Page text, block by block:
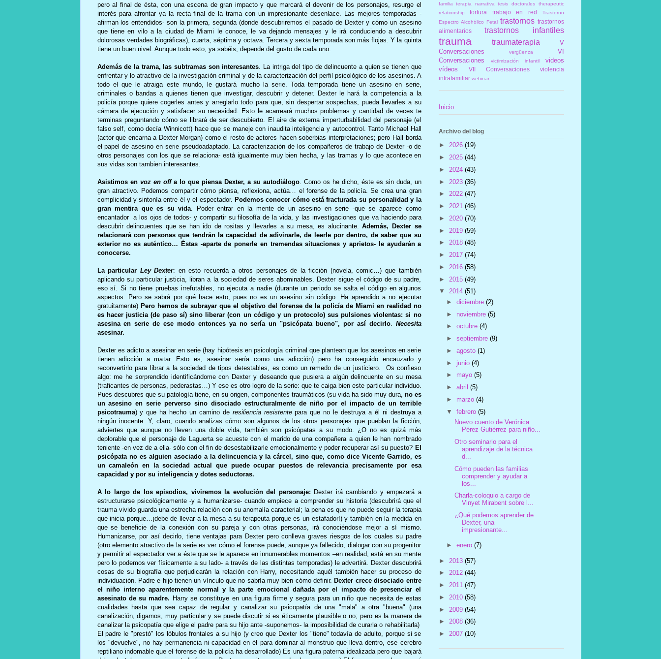
pero al final de ésta, con una escena de gran impacto y que marcará el devenir de los personajes, resurge el
interés para afrontar ya la recta final de la trama con un impresionante desenlace. Las mejores temporadas -
afirman los entendidos- son la primera, segunda (donde descubriremos el pasado de Dexter y cómo un asesino
que tiene en vilo a la ciudad de Miami le conoce, le va dejando mensajes y le irá conduciendo a descubrir
dolorosas verdades biográficas), cuarta, séptima y octava. Tercera y sexta temporada son más flojas. Y la quinta
tiene un buen nivel. Aunque todo esto, ya sabéis, depende del gusto de cada uno.
Además de la trama, las subtramas son interesantes . La intriga del tipo de delincuente a quien se tienen que
enfrentar y lo atractivo de la investigación criminal y de la caracterización del perfil psicológico de los asesinos. A
todo el que le atraiga este mundo, le gustará mucho la serie. Toda temporada tiene un asesino en serie,
criminales o bandas a quienes tienen que investigar, descubrir y detener. Dexter le hará la competencia a la
policía porque quiere cogerles antes y arreglarlo todo para que, sin despertar sospechas, pueda llevarles a su
cámara de ejecución y satisfacer su necesidad. Esto le acarreará muchos problemas y cantidad de veces te
terminas preguntando cómo se librará de ser descubierto. El aire de externa imperturbabilidad del personaje (el
falso self, como decía Winnicott) hace que se maneje con inaudita inteligencia y autocontrol. Tanto Michael Hall
(actor que encarna a Dexter Morgan) como el resto de actores hacen soberbias interpretaciones; pero Hall borda
el papel de asesino en serie pseudoadaptado. La caracterización de los compañeros de trabajo de Dexter -o de
otros personajes con los que se relaciona- está igualmente muy bien hecha, y las tramas y lo que acontece en
sus vidas son tambien interesantes.
Asistimos en voz en offa lo que piensa Dexter, a su autodiálogo. Como os he dicho, éste es sin duda, un
gran atractivo. Podemos compartir cómo piensa, reflexiona, actúa… el forense de la policía. Se crea una gran
complicidad y sintonía entre él y el espectador. Podemos conocer cómo está fracturada su personalidad y la
gran mentira que es su vida . Poder entrar en la mente de un asesino en serie -que se aparece como
encantador a los ojos de todos- y compartir su filosofía de la vida, y las investigaciones que va haciendo para
descubrir delincuentes que se han ido de rositas y llevarles a su mesa, es alucinante.Además, Dexter se
relacionará con personas que tendrán la capacidad de adivinarle, de leerle por dentro, de saber que su
exterior no es auténtico… Éstas -aparte de ponerle en tremendas situaciones y aprietos- le ayudarán a
conocerse.
La particular Ley Dexter: en esto recuerda a otros personajes de la ficción (novela, comic…) que también
aplicando su particular justicia, libran a la sociedad de seres abominables. Dexter sigue el código de su padre,
eso sí. Si no tiene pruebas irrefutables, no ejecuta a nadie (durante un periodo se salta el código en algunos
aspectos. Pero se sabrá por qué hace esto, pues no es un asesino sin código. Ha aprendido a no ejecutar
gratuitamente) Pero hemos de subrayar que el objetivo del forense de la policía de Miami en realidad no
es hacer justicia (de paso sí) sino liberar (con un código y un protocolo) sus pulsiones violentas: si no
asesina en serie de ese modo entonces ya no sería un "psicópata bueno", por así decirlo. Necesita
asesinar.
Dexter es adicto a asesinar en serie (hay hipótesis en psicología criminal que plantean que los asesinos en serie
tienen adicción a matar. Esto es, asesinar sería como una adicción) pero ha conseguido encauzarlo y
reconvertirlo para librar a la sociedad de tipos detestables, es como un remedo de un justiciero. Os confieso
algo: me he sorprendido identificándome con Dexter y deseando que pusiera a algún delincuente en su mesa
(traficantes de personas, pederastas…) Y ese es otro logro de la serie: que te caiga bien este particular individuo.
Pues descubres que su patología tiene, en su origen, componentes traumáticos (su vida ha sido muy dura, no es
un asesino en serie perverso sino disociado estructuralmente de niño por el impacto de un terrible
psicotrauma) y que ha hecho un camino de resiliencia resistentepara que no le destruya a él ni destruya a
ningún inocente. Y, claro, cuando analizas cómo son algunos de los otros personajes que pueblan la ficción,
adviertes que aunque no lleven una doble vida, también son psicópatas a su modo. ¿O no es quizá más
deplorable que el personaje de Laguerta se acueste con el marido de una compañera a quien le han nombrado
teniente -en vez de a ella- sólo con el fin de desestabilizarle emocionalmente y poder recuperar así su puesto? El
psicópata no es alguien asociado a la delincuencia y la cárcel, sino que, como dice Vicente Garrido, es
un camaleón en la sociedad actual que puede ocupar puestos de relevancia precisamente por esa
capacidad y por su inteligencia y dotes seductoras.
A lo largo de los episodios, viviremos la evolución del personaje: Dexter irá cambiando y empezará a
estructurarse psicológicamente -y a humanizarse- cuando empiece a comprender su historia (descubrirá que el
trauma vivido guarda una estrecha relación con su anomalía caracterial; la pena es que no puede seguir la terapia
que inicia porque…¡debe de llevar a la mesa a su terapeuta porque es un estafador!) y también en la medida en
que se beneficie de la conexión con su pareja y con otras personas, irá conociéndose mejor a sí mismo.
Humanizarse, por así decirlo, tiene ventajas para Dexter pero conlleva graves riesgos de los cuales su padre
(otro elemento atractivo de la serie es ver cómo el forense puede, aunque ya fallecido, dialogar con su progenitor
y permitir al espectador ver a éste que se le aparece en innumerables momentos –en realidad, está en su mente
pero lo podemos ver físicamente a su lado- a través de las distintas temporadas) le advertirá. Dexter descubrirá
cosas de su biografía que perjudicarán la relación con Harry, necesitando aquél también hacer su proceso de
individuación. Padre e hijo tienen un vínculo que no sabría muy bien cómo definir.Dexter crece disociado entre
el niño interno aparentemente normal y la parte emocional dañada por el impacto de presenciar el
asesinato de su madre. Harry se constituye en una figura firme y segura para un niño que necesita de estas
cualidades hasta que sea capaz de regular y canalizar su psicopatía de una "mala" a otra "buena" (una
canalización, digamos, muy particular y se puede discutir si es éticamente plausible o no; pero es la manera de
canalizar la psicopatía que elige el padre para su hijo ante -suponemos- la imposibilidad de curarla o rehabilitarla)
El padre le "prestó" los lóbulos frontales a su hijo (y creo que Dexter los "tiene" todavía de adulto, porque si se
los "devuelve", no hay permanencia ni capacidad en él para dominar al monstruo que lleva dentro, ese cerebro
reptiliano indomable que el forense de la policía ha desarrollado) Es una figura paterna idealizada pero que bajará
familia
terapia narrativa tesis doctorales
therapeutic
relationship
tortura trabajo en red
Trastorno
Espectro Alcohólico Fetal trastornos trastornos
alimentarios
trastornos infantiles
trauma traumaterapia
V
Conversaciones
vergüenza
VI
Conversaciones
victimización infantil
videos
vídeos
VII Conversaciones
violencia
intrafamiliar webinar
Inicio
Archivo del blog
► 2026 (19)
► 2025 (44)
► 2024 (43)
► 2023 (36)
► 2022 (47)
► 2021 (46)
► 2020 (70)
► 2019 (59)
► 2018 (48)
► 2017 (74)
► 2016 (58)
► 2015 (49)
▼ 2014 (51)
►diciembre(2)
► noviembre(5)
►octubre(4)
►septiembre(9)
►agosto(1)
►junio(4)
► mayo(5)
►abril(5)
► marzo(4)
▼febrero(5)
Nuevo cuento de Verónica
Pérez Gutiérrez para niño...
Otro seminario para el
aprendizaje de la técnica
d...
Cómo pueden las familias
comprender y ayudar a
los...
Charla-coloquio a cargo de
Vinyet Mirabent sobre l...
¿Qué podemos aprender de
Dexter, una
impresionante...
►enero(7)
► 2013 (57)
► 2012 (44)
► 2011 (47)
► 2010 (58)
► 2009 (54)
► 2008 (36)
► 2007 (10)